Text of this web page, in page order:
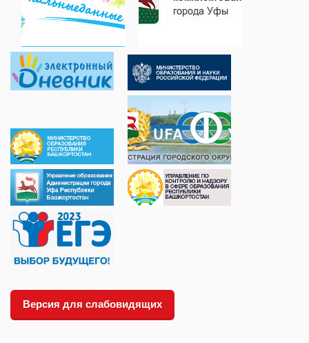
Версия для слабовидящих